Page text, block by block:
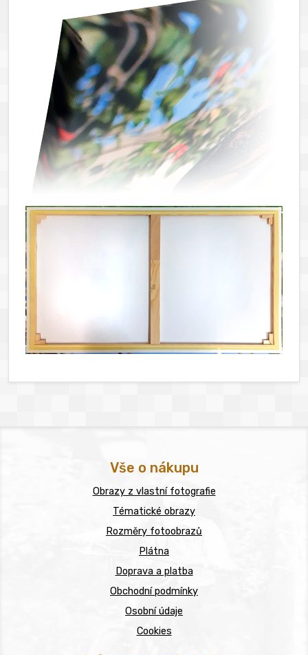
Vše o nákupu
Obrazy z vlastní fotografie
Tématické obrazy
Rozměry fotoobrazů
Plátna
Doprava a platba
Obchodní podmínky
Osobní údaje
Cookies